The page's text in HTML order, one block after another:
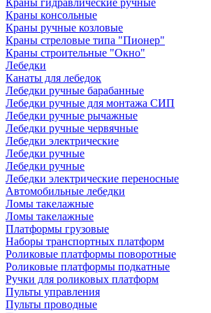
Краны гидравлические ручные
Краны консольные
Краны ручные козловые
Краны стреловые типа "Пионер"
Краны строительные "Окно"
Лебедки
Канаты для лебедок
Лебедки ручные барабанные
Лебедки ручные для монтажа СИП
Лебедки ручные рычажные
Лебедки ручные червячные
Лебедки электрические
Лебедки ручные
Лебедки ручные
Лебедки электрические переносные
Автомобильные лебедки
Ломы такелажные
Ломы такелажные
Платформы грузовые
Наборы транспортных платформ
Роликовые платформы поворотные
Роликовые платформы подкатные
Ручки для роликовых платформ
Пульты управления
Пульты проводные